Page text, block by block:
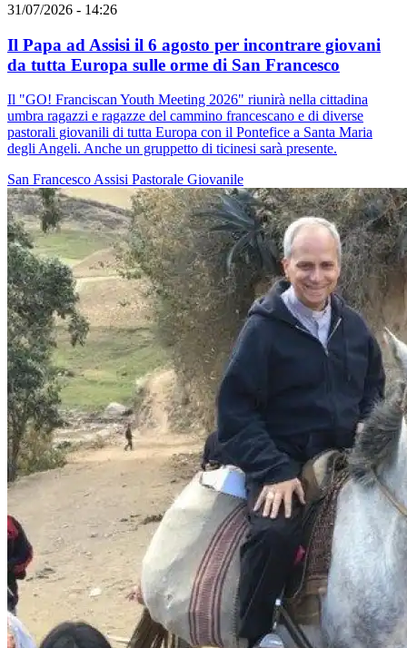
31/07/2026 - 14:26
Il Papa ad Assisi il 6 agosto per incontrare giovani
da tutta Europa sulle orme di San Francesco
Il "GO! Franciscan Youth Meeting 2026" riunirà nella cittadina
umbra ragazzi e ragazze del cammino francescano e di diverse
pastorali giovanili di tutta Europa con il Pontefice a Santa Maria
degli Angeli. Anche un gruppetto di ticinesi sarà presente.
San FrancescoAssisi Pastorale Giovanile